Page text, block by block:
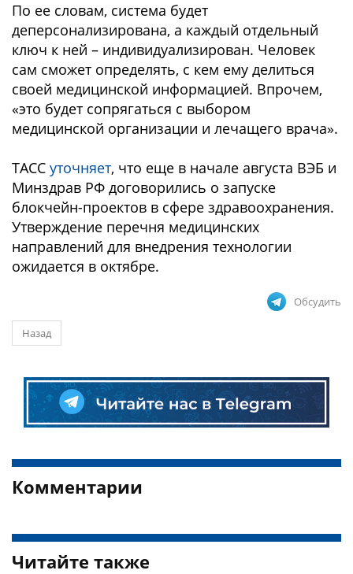
По ее словам, система будет
деперсонализирована, а каждый отдельный
ключ к ней – индивидуализирован. Человек
сам сможет определять, с кем ему делиться
своей медицинской информацией. Впрочем,
«это будет сопрягаться с выбором
медицинской организации и лечащего врача».
ТАСС уточняет, что еще в начале августа ВЭБ и
Минздрав РФ договорились о запуске
блокчейн-проектов в сфере здравоохранения.
Утверждение перечня медицинских
направлений для внедрения технологии
ожидается в октябре.
Обсудить
Назад
Комментарии
Читайте также